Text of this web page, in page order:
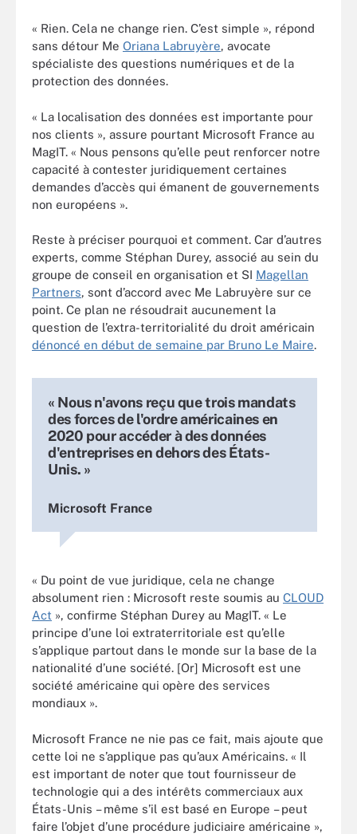
« Rien. Cela ne change rien. C’est simple », répond
sans détour Me Oriana Labruyère, avocate
spécialiste des questions numériques et de la
protection des données.
« La localisation des données est importante pour
nos clients », assure pourtant Microsoft France au
MagIT. « Nous pensons qu’elle peut renforcer notre
capacité à contester juridiquement certaines
demandes d’accès qui émanent de gouvernements
non européens ».
Reste à préciser pourquoi et comment. Car d’autres
experts, comme Stéphan Durey, associé au sein du
groupe de conseil en organisation et SI Magellan
Partners, sont d’accord avec Me Labruyère sur ce
point. Ce plan ne résoudrait aucunement la
question de l’extra-territorialité du droit américain
dénoncé en début de semaine par Bruno Le Maire.
« Nous n'avons reçu que trois mandats
des forces de l'ordre américaines en
2020 pour accéder à des données
d'entreprises en dehors des États-
Unis. »
Microsoft France
« Du point de vue juridique, cela ne change
absolument rien : Microsoft reste soumis au CLOUD
Act », confirme Stéphan Durey au MagIT. « Le
principe d’une loi extraterritoriale est qu’elle
s’applique partout dans le monde sur la base de la
nationalité d’une société. [Or] Microsoft est une
société américaine qui opère des services
mondiaux ».
Microsoft France ne nie pas ce fait, mais ajoute que
cette loi ne s’applique pas qu’aux Américains. « Il
est important de noter que tout fournisseur de
technologie qui a des intérêts commerciaux aux
États-Unis – même s’il est basé en Europe – peut
faire l’objet d’une procédure judiciaire américaine »,